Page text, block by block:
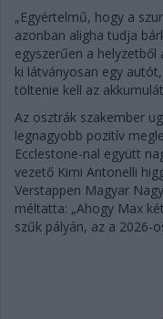
„Egyértelmű, hogy a
azonban aligha tudja
egyszerűen a
ki látványosan egy
töltenie kell az
Az osztrák szakember
legnagyobb pozitív
Ecclestone-nal együtt
vezető Kimi Antonelli
Verstappen Magyar
méltatta: „Ahogy Max
szűk pályán, az a 2026-